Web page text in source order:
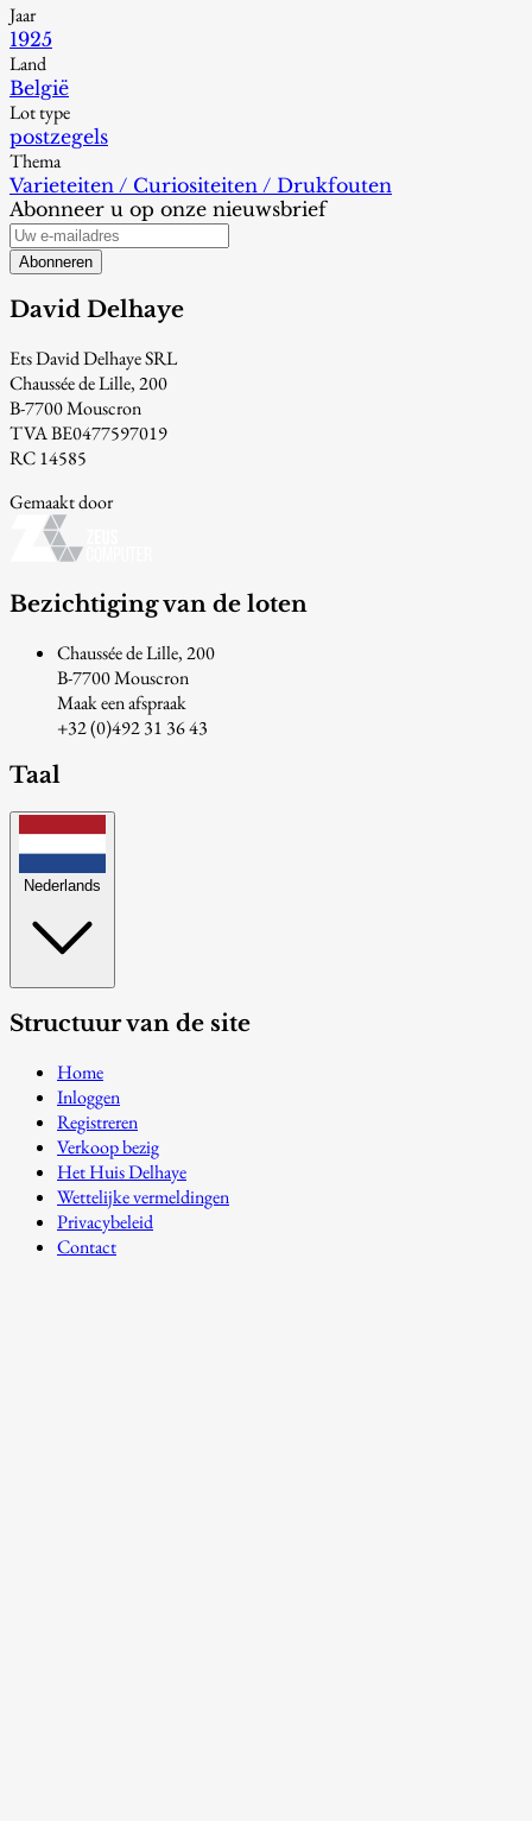
Jaar
1925
Land
België
Lot type
postzegels
Thema
Varieteiten / Curiositeiten / Drukfouten
Abonneer u op onze nieuwsbrief
Abonneren
David Delhaye
Ets David Delhaye SRL
Chaussée de Lille, 200
B-7700 Mouscron
TVA BE0477597019
RC 14585
Gemaakt door
Bezichtiging van de loten
Chaussée de Lille, 200
B-7700 Mouscron
Maak een afspraak
+32 (0)492 31 36 43
Taal
Nederlands
Structuur van de site
Home
Inloggen
Registreren
Verkoop bezig
Het Huis Delhaye
Wettelijke vermeldingen
Privacybeleid
Contact